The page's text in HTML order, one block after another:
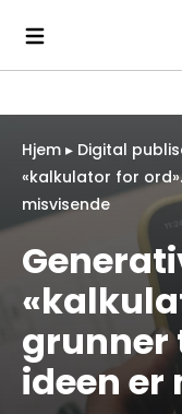
Hjem ▸ Digital
«kalkulator for
misvisende
grunner
ideen er